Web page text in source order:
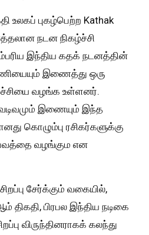
உலகப் புகழ்பெற்ற Kathak
நடன நிகழ்ச்சி
இந்திய கதக் நடனத்தின்
இணைத்து ஒரு
வழங்க உள்ளனர்.
இணையும் இந்த
கொழும்பு ரசிகர்களுக்கு
வழங்கும என
சேர்க்கும் வகையில்,
பிரபல இந்திய நடிகை
விருந்தினராகக் கலந்து